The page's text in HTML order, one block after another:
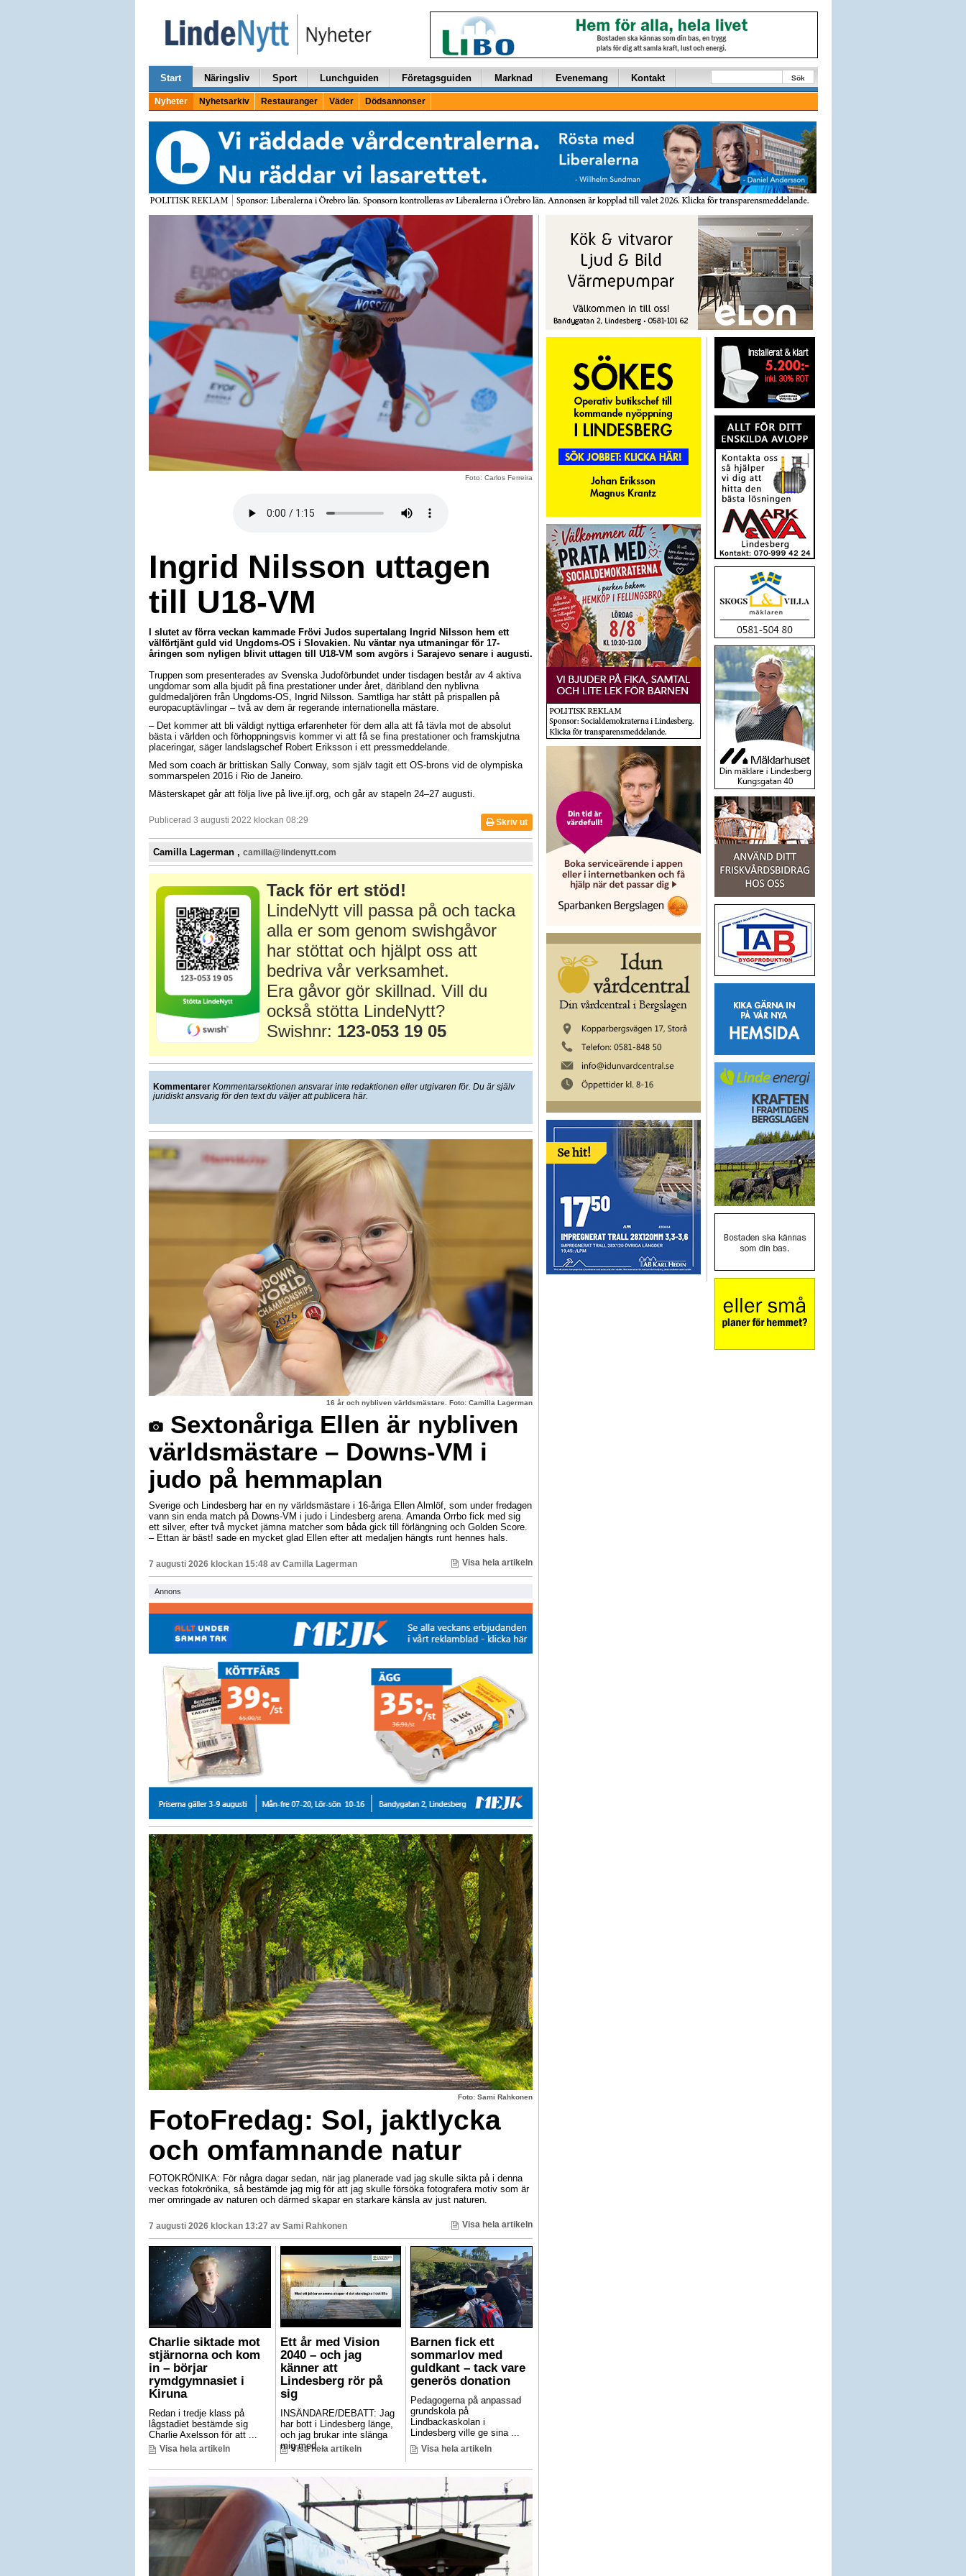
Start Näringsliv Sport Lunchguiden Företagsguiden Marknad Evenemang Kontakt Sök
Nyheter Nyhetsarkiv Restauranger Väder Dödsannonser
Foto: Carlos Ferreira
Ingrid Nilsson uttagen
till U18-VM
I slutet av förra veckan kammade Frövi Judos supertalang Ingrid Nilsson hem ett
välförtjänt guld vid Ungdoms-OS i Slovakien. Nu väntar nya utmaningar för 17-
åringen som nyligen blivit uttagen till U18-VM som avgörs i Sarajevo senare i augusti.
Truppen som presenterades av Svenska Judoförbundet under tisdagen består av 4 aktiva
ungdomar som alla bjudit på fina prestationer under året, däribland den nyblivna
guldmedaljören från Ungdoms-OS, Ingrid Nilsson. Samtliga har stått på prispallen på
europacuptävlingar – två av dem är regerande internationella mästare.
– Det kommer att bli väldigt nyttiga erfarenheter för dem alla att få tävla mot de absolut
bästa i världen och förhoppningsvis kommer vi att få se fina prestationer och framskjutna
placeringar, säger landslagschef Robert Eriksson i ett pressmeddelande.
Med som coach är brittiskan Sally Conway, som själv tagit ett OS-brons vid de olympiska
sommarspelen 2016 i Rio de Janeiro.
Mästerskapet går att följa live på live.ijf.org, och går av stapeln 24–27 augusti.
Publicerad 3 augusti 2022 klockan 08:29 Skriv ut
Camilla Lagerman , camilla@lindenytt.com
Tack för ert stöd!
LindeNytt vill passa på och tacka
alla er som genom swishgåvor
har stöttat och hjälpt oss att
bedriva vår verksamhet.
Era gåvor gör skillnad. Vill du
också stötta LindeNytt?
Swishnr: 123-053 19 05
Kommentarer Kommentarsektionen ansvarar inte redaktionen eller utgivaren för. Du är själv
juridiskt ansvarig för den text du väljer att publicera här.
16 år och nybliven världsmästare. Foto: Camilla Lagerman
Sextonåriga Ellen är nybliven
världsmästare – Downs-VM i
judo på hemmaplan
Sverige och Lindesberg har en ny världsmästare i 16-åriga Ellen Almlöf, som under fredagen
vann sin enda match på Downs-VM i judo i Lindesberg arena. Amanda Orrbo fick med sig
ett silver, efter två mycket jämna matcher som båda gick till förlängning och Golden Score.
– Ettan är bäst! sade en mycket glad Ellen efter att medaljen hängts runt hennes hals.
7 augusti 2026 klockan 15:48 av Camilla Lagerman Visa hela artikeln
Annons
Foto: Sami Rahkonen
FotoFredag: Sol, jaktlycka
och omfamnande natur
FOTOKRÖNIKA: För några dagar sedan, när jag planerade vad jag skulle sikta på i denna
veckas fotokrönika, så bestämde jag mig för att jag skulle försöka fotografera motiv som är
mer omringade av naturen och därmed skapar en starkare känsla av just naturen.
7 augusti 2026 klockan 13:27 av Sami Rahkonen Visa hela artikeln
Charlie siktade mot
stjärnorna och kom
in – börjar
rymdgymnasiet i
Kiruna
Redan i tredje klass på
lågstadiet bestämde sig
Charlie Axelsson för att ...
Visa hela artikeln
Ett år med Vision
2040 – och jag
känner att
Lindesberg rör på
sig
INSÄNDARE/DEBATT: Jag
har bott i Lindesberg länge,
och jag brukar inte slänga
mig med ...
Visa hela artikeln
Barnen fick ett
sommarlov med
guldkant – tack vare
generös donation
Pedagogerna på anpassad
grundskola på
Lindbackaskolan i
Lindesberg ville ge sina ...
Visa hela artikeln